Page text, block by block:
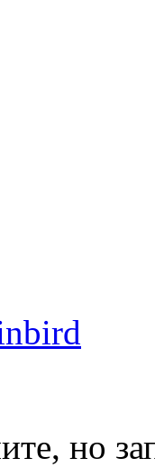
но